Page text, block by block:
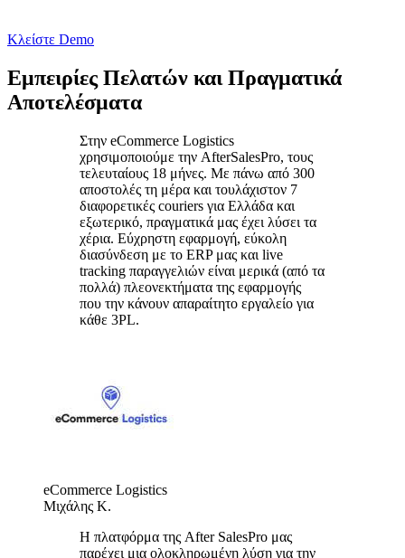
Κλείστε Demo
Εμπειρίες Πελατών και Πραγματικά
Αποτελέσματα
Στην eCommerce Logistics
χρησιμοποιούμε την AfterSalesPro, τους
τελευταίους 18 μήνες. Με πάνω από 300
αποστολές τη μέρα και τουλάχιστον 7
διαφορετικές couriers για Ελλάδα και
εξωτερικό, πραγματικά μας έχει λύσει τα
χέρια. Εύχρηστη εφαρμογή, εύκολη
διασύνδεση με το ERP μας και live
tracking παραγγελιών είναι μερικά (από τα
πολλά) πλεονεκτήματα της εφαρμογής
που την κάνουν απαραίτητο εργαλείο για
κάθε 3PL.
eCommerce Logistics
Μιχάλης Κ.
Η πλατφόρμα της After SalesPro μας
παρέχει μια ολοκληρωμένη λύση για την